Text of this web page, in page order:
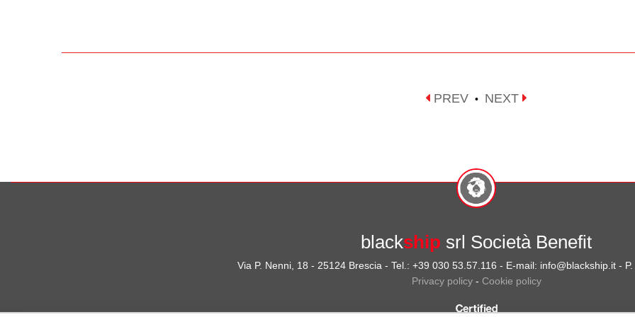
PREV • NEXT
blackship srl Società Benefit
Via P. Nenni, 18 - 25124 Brescia - Tel.: +39 030 53.57.116 - E-mail: info@blackship.it -
Privacy policy- Cookie policy